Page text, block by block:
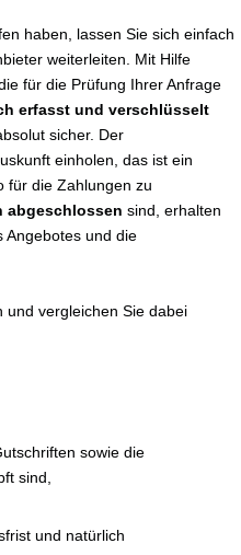
haben, lassen Sie sich einfach
weiterleiten. Mit Hilfe
für die Prüfung Ihrer Anfrage
erfasst und verschlüsselt
sicher. Der
einholen, das ist ein
für die Zahlungen zu
abgeschlossen sind, erhalten
Angebotes und die
und vergleichen Sie dabei
sowie die
sind,
und natürlich